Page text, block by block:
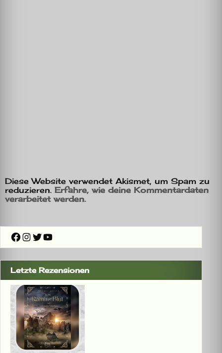
Diese Website verwendet Akismet, um Spam zu
reduzieren. Erfahre, wie deine Kommentardaten
verarbeitet werden.
Facebook
Instagram
Twitter
YouTube
Letzte Rezensionen